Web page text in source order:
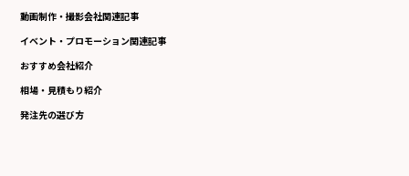
動画制作・撮影会社関連記事
イベント・プロモーション関連記事
おすすめ会社紹介
相場・見積もり紹介
発注先の選び方